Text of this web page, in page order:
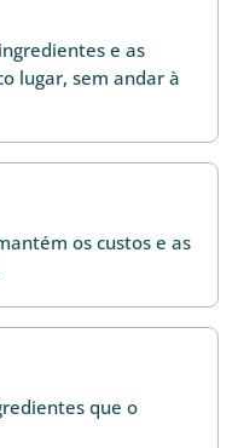
e as
lugar, sem andar à
os custos e as
que o